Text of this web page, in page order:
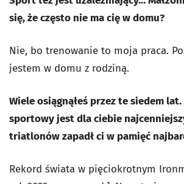
się, że często nie ma cię w domu?
Nie, bo trenowanie to moja praca.
jestem w domu z rodziną.
Wiele osiągnąłeś przez te siedem lat.
sportowy jest dla ciebie
triatlonów zapadł ci w pamięć
Rekord świata w pięciokrotnym